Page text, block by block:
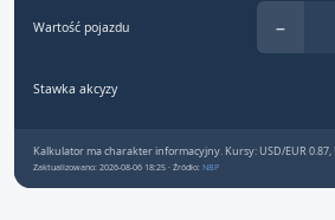
Wartość pojazdu −
Stawka akcyzy
Kalkulator ma charakter informacyjny. Kursy: USD/EUR 0.87,
Zaktualizowano: 2026-08-06 18:25 · Źródło: NBP